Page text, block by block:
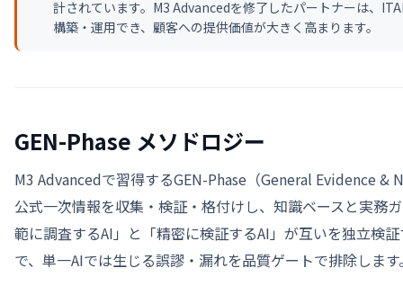
計されています。M3 Advancedを修了したパートナーは、
構築・運用でき、顧客への提供価値が大きく高まります。
GEN-Phase メソドロジー
M3 Advancedで習得するGEN-Phase（General Evidence
公式一次情報を収集・検証・格付けし、知識ベースと実務
範に調査するAI」と「精密に検証するAI」が互いを独立検
で、単一AIでは生じる誤謬・漏れを品質ゲートで排除します